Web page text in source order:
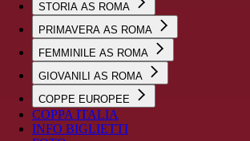
STORIA AS ROMA
PRIMAVERA AS ROMA
FEMMINILE AS ROMA
GIOVANILI AS ROMA
COPPE EUROPEE
COPPA ITALIA
INFO BIGLIETTI